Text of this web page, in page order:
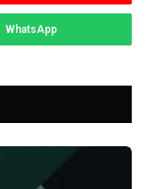
WhatsApp